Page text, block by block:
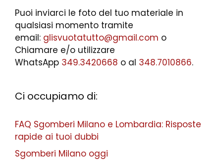
Puoi inviarci le foto del tuo materiale in
qualsiasi momento tramite
email: glisvuotatutto@gmail.com o
Chiamare e/o utilizzare
WhatsApp 349.3420668 o al 348.7010866.
Ci occupiamo di:
FAQ Sgomberi Milano e Lombardia: Risposte
rapide ai tuoi dubbi
Sgomberi Milano oggi